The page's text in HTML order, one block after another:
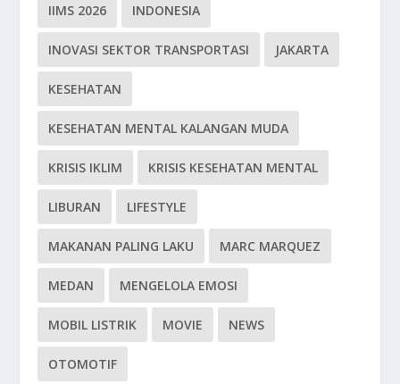
IIMS 2026 INDONESIA
INOVASI SEKTOR TRANSPORTASI JAKARTA
KESEHATAN
KESEHATAN MENTAL KALANGAN MUDA
KRISIS IKLIM KRISIS KESEHATAN MENTAL
LIBURAN LIFESTYLE
MAKANAN PALING LAKU MARC MARQUEZ
MEDAN MENGELOLA EMOSI
MOBIL LISTRIK MOVIE NEWS
OTOMOTIF